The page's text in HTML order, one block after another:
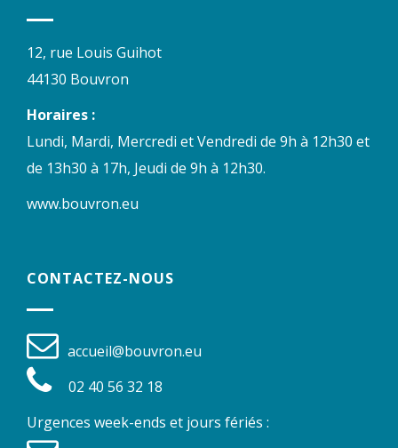
12, rue Louis Guihot
44130 Bouvron
Horaires :
Lundi, Mardi, Mercredi et Vendredi de 9h à 12h30 et
de 13h30 à 17h, Jeudi de 9h à 12h30.
www.bouvron.eu
CONTACTEZ-NOUS
accueil@bouvron.eu
02 40 56 32 18
Urgences week-ends et jours fériés :